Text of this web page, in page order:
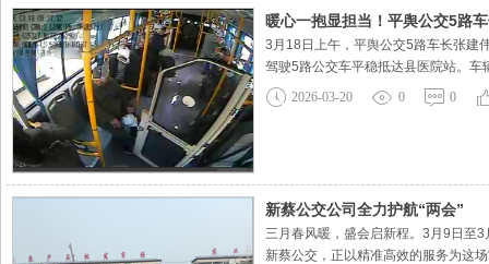
暖心一抱显担当！平舆公交5路
3月18日上午，平舆公交5路车长张建
驾驶5路公交车平稳抵达县医院站。
搀扶，下车时更是因害怕摔倒而不敢
征得老人同意后，稳稳地将老人抱起，
2026-03-20 0 0
新蔡公交公司全力护航“两会”
三月春风暖，盛会启新程。3月9日至3
新蔡公交，正以精准高效的服务为这